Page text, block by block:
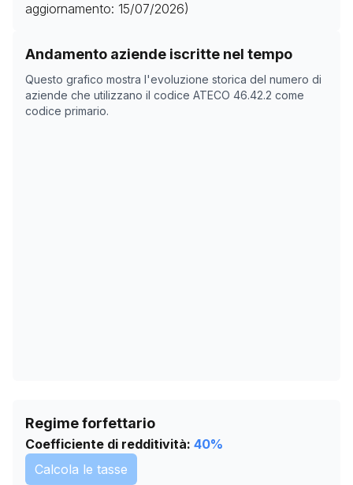
aggiornamento: 15/07/2026)
Andamento aziende iscritte nel tempo
Questo grafico mostra l'evoluzione storica del numero di
aziende che utilizzano il codice ATECO 46.42.2 come
codice primario.
Storico numero di aziende con codice ATECO
Data rilevazione
27/04/2025
87
03/11/2025
Regime forfettario
Coefficiente di redditività: 40%
Calcola le tasse